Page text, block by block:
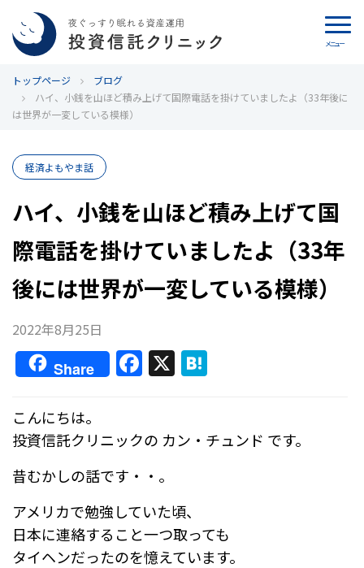
メニュー
カウンセリング
ブログ
代表カン・チュンド
投資信託クリニックとは
インデックス投資の特徴
よくあるご質問
お問い合わせ
トップページ
ブログ
ハイ、小銭を山ほど積み上げて国際電話を掛けていましたよ（33年後に
は世界が一変している模様）
経済よもやま話
ハイ、小銭を山ほど積み上げて国
際電話を掛けていましたよ（33年
後には世界が一変している模様）
2022年8月25日
Share F
a
e
b
o
k
X
n
こんにちは。
投資信託クリニックの カン・チュンド です。
昔むかしの話です・・。
アメリカで勉強していた頃、
日本に連絡すること一つ取っても
タイヘンだったのを憶えています。